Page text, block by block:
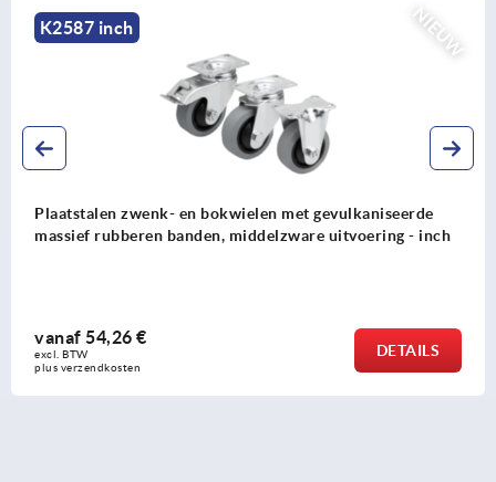
NIEUW
K2587 inch
Plaatstalen zwenk- en bokwielen met gevulkaniseerde
massief rubberen banden, middelzware uitvoering - inch
vanaf 54,26 €
excl. BTW
plus verzendkosten
DETAILS